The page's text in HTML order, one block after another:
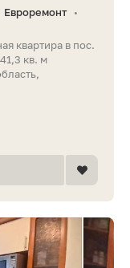
Евроремонт •
квартира в пос.
кв. м